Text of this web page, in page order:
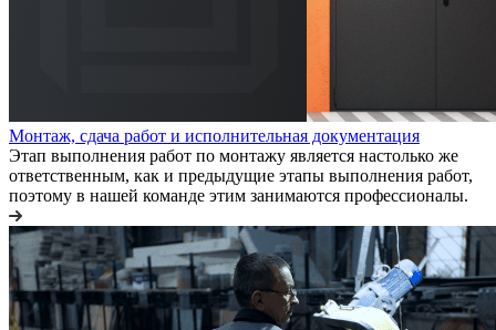
Монтаж, сдача работ и исполнительная документация
Этап выполнения работ по монтажу является настолько же
ответственным, как и предыдущие этапы выполнения работ,
поэтому в нашей команде этим занимаются профессионалы.